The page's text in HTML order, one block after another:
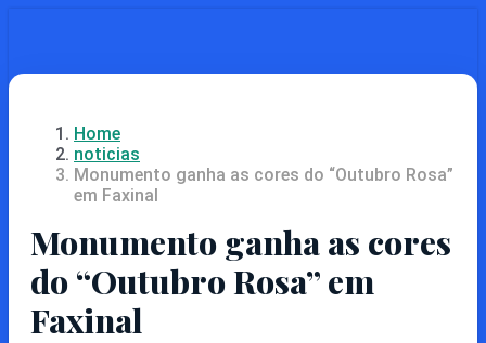
content
Home
noticias
Monumento ganha as cores do “Outubro Rosa”
em Faxinal
Monumento ganha as cores
do “Outubro Rosa” em
Faxinal